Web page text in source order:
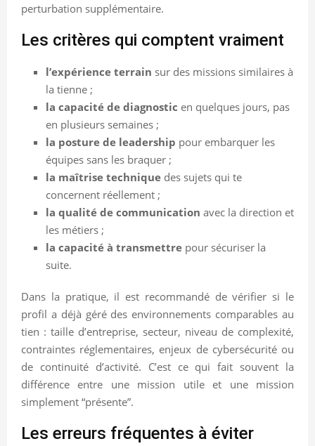
perturbation supplémentaire.
Les critères qui comptent vraiment
l’expérience terrain sur des missions similaires à
la tienne ;
la capacité de diagnostic en quelques jours, pas
en plusieurs semaines ;
la posture de leadership pour embarquer les
équipes sans les braquer ;
la maîtrise technique des sujets qui te
concernent réellement ;
la qualité de communication avec la direction et
les métiers ;
la capacité à transmettre pour sécuriser la
suite.
Dans la pratique, il est recommandé de vérifier si le
profil a déjà géré des environnements comparables au
tien : taille d’entreprise, secteur, niveau de complexité,
contraintes réglementaires, enjeux de cybersécurité ou
de continuité d’activité. C’est ce qui fait souvent la
différence entre une mission utile et une mission
simplement “présente”.
Les erreurs fréquentes à éviter